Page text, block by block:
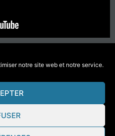
notre site web et notre service.